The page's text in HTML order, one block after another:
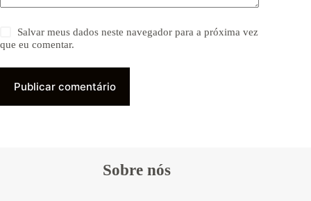
Salvar meus dados neste navegador para a próxima vez
que eu comentar.
Publicar comentário
Sobre nós